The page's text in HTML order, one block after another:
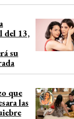
del 13,
su
que
las